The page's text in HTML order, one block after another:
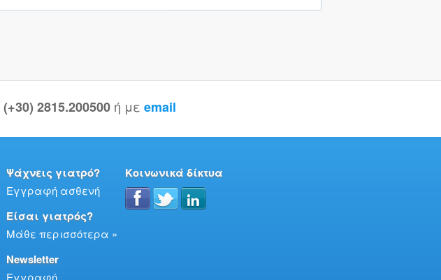
(+30) 2815.200500 ή με email
Ψάχνεις γιατρό?
Εγγραφή ασθενή
Είσαι γιατρός?
Μάθε περισσότερα »
Newsletter
Εγγραφή
Κοινωνικά δίκτυα